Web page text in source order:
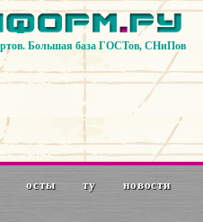
Большая база ГОСТов, СНиПов
осты ту новости